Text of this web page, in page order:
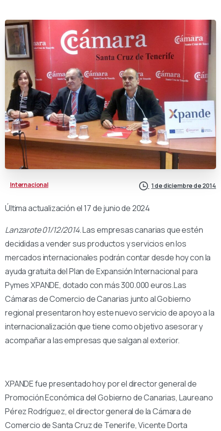
Internacional 1 de diciembre de 2014
Última actualización el 17 de junio de 2024
Lanzarote 01/12/2014. Las empresas canarias que estén
decididas a vender sus productos y servicios en los
mercados internacionales podrán contar desde hoy con la
ayuda gratuita del Plan de Expansión Internacional para
Pymes XPANDE, dotado con más 300.000 euros.Las
Cámaras de Comercio de Canarias junto al Gobierno
regional presentaron hoy este nuevo servicio de apoyo a la
internacionalización que tiene como objetivo asesorar y
acompañar a las empresas que salgan al exterior.
XPANDE fue presentado hoy por el director general de
Promoción Económica del Gobierno de Canarias, Laureano
Pérez Rodríguez, el director general de la Cámara de
Comercio de Santa Cruz de Tenerife, Vicente Dorta